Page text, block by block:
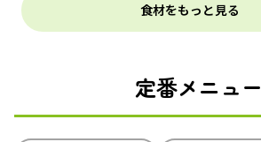
食材をもっと見る
定番メニュー